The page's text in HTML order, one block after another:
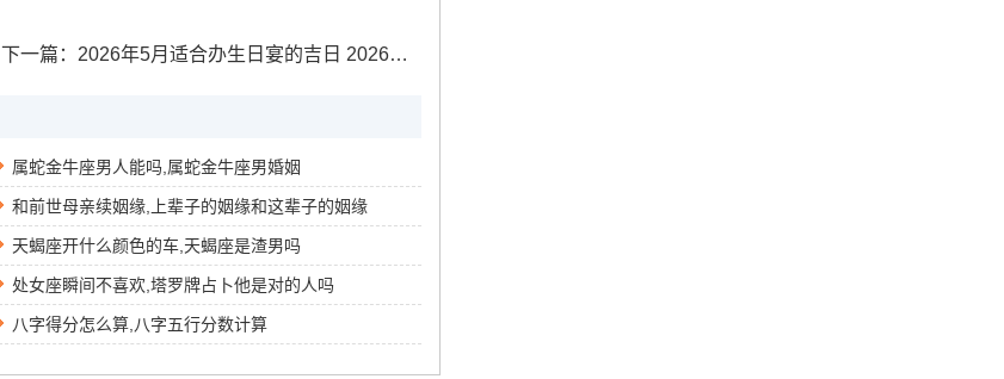
下一篇： 2026年5月适合办生日宴的吉日 2026年五月适合生日宴吗
属蛇金牛座男人能吗,属蛇金牛座男婚姻
和前世母亲续姻缘,上辈子的姻缘和这辈子的姻缘
天蝎座开什么颜色的车,天蝎座是渣男吗
处女座瞬间不喜欢,塔罗牌占卜他是对的人吗
八字得分怎么算,八字五行分数计算